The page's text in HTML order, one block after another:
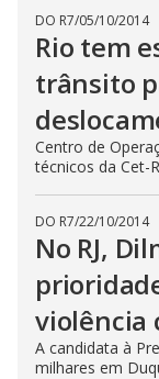
DO R7/05/10/2014
Rio tem
trânsito
Centro de
técnicos da Cet-
DO R7/22/10/2014
No RJ,
violência
A candidata à
milhares em